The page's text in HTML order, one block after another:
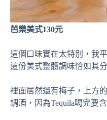
芭樂美式130元
這個口味實在太特別，我
這份美式整體調味恰如其分
裡面居然還有梅子，上方
調酒，因為Tequila喝完要